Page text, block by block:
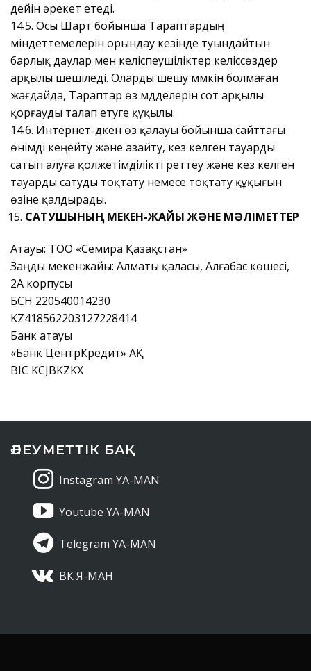
дейін әрекет етеді.
14.5. Осы Шарт бойынша Тараптардың
міндеттемелерін орындау кезінде туындайтын
барлық даулар мен келіспеушіліктер келіссөздер
арқылы шешіледі. Оларды шешу мүмкін болмаған
жағдайда, Тараптар өз мүдделерін сот арқылы
қорғауды талап етуге құқылы.
14.6. Интернет-дүкен өз қалауы бойынша сайттағы
өнімді кеңейту және азайту, кез келген тауарды
сатып алуға қолжетімділікті реттеу және кез келген
тауарды сатуды тоқтату немесе тоқтату құқығын
өзіне қалдырады.
САТУШЫНЫҢ МЕКЕН-ЖАЙЫ ЖӘНЕ МӘЛІМЕТТЕР
Атауы: ТОО «Семира Қазақстан»
Заңды мекенжайы: Алматы қаласы, Алғабас көшесі,
2А корпусы
БСН 220540014230
KZ418562203127228414
Банк атауы
«Банк ЦентрКредит» АҚ
BIC KCJBKZKX
ӘЛЕУМЕТТІК БАҚ
Instagram YA-MAN
Youtube YA-MAN
Telegram YA-MAN
ВК Я-МАН